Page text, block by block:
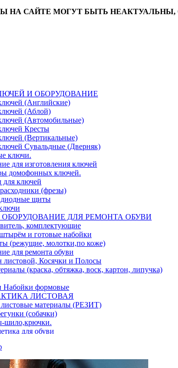
НА САЙТЕ МОГУТ БЫТЬ
И ОБОРУДОВАНИЕ
(Английские)
(Аблой)
(Автомобильные)
Кресты
(Вертикальные)
Сувальдные (Дверняк)
ключи.
для изготовления ключей
домофонных ключей.
для ключей
(фрезы)
щиты
ДЛЯ РЕМОНТА ОБУВИ
комплектующие
и готовые набойки
(режущие, молотки,по коже)
для ремонта обуви
листовой, Косячки и Полосы
(краска, обтяжка, воск, картон, липучка)
Набойки формовые
ЛИСТОВАЯ
материалы (РЕЗИТ)
(собачки)
шило,крючки.
для обуви